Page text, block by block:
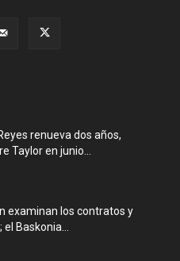
renueva dos años,
Taylor en junio...
examinan los contratos y
el Baskonia...